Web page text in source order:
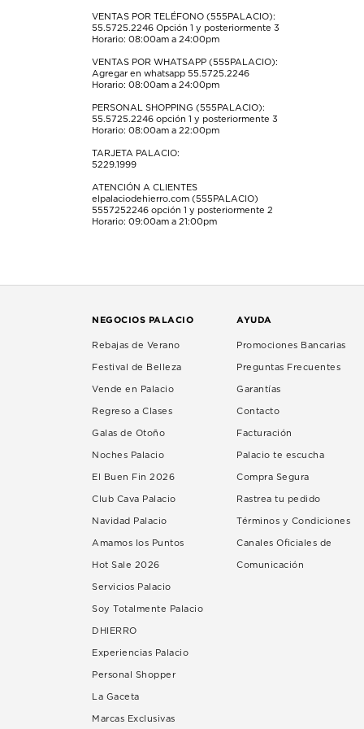
formularioformulario
de
formulario
de
formulario
de
formulario
de
envío.
VENTAS POR TELÉFONO (555PALACIO):
55.5725.2246 Opción 1 y posteriormente 3
Horario: 08:00am a 24:00pm
VENTAS POR WHATSAPP (555PALACIO):
Agregar en whatsapp 55.5725.2246
Horario: 08:00am a 24:00pm
PERSONAL SHOPPING (555PALACIO):
55.5725.2246 opción 1 y posteriormente 3
Horario: 08:00am a 22:00pm
TARJETA PALACIO:
5229.1999
ATENCIÓN A CLIENTES
elpalaciodehierro.com (555PALACIO)
5557252246 opción 1 y posteriormente 2
Horario: 09:00am a 21:00pm
NEGOCIOS PALACIO
Rebajas de Verano
Festival de Belleza
Vende en Palacio
Regreso a Clases
Galas de Otoño
Noches Palacio
El Buen Fin 2026
Club Cava Palacio
Navidad Palacio
Amamos los Puntos
Hot Sale 2026
Servicios Palacio
Soy Totalmente Palacio
DHIERRO
Experiencias Palacio
Personal Shopper
La Gaceta
Marcas Exclusivas
AYUDA
Promociones Bancarias
Preguntas Frecuentes
Garantías
Contacto
Facturación
Palacio te escucha
Compra Segura
Rastrea tu pedido
Términos y Condiciones
Canales Oficiales de
Comunicación